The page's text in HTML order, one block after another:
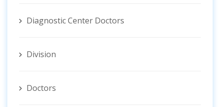
Diagnostic Center Doctors
Division
Doctors